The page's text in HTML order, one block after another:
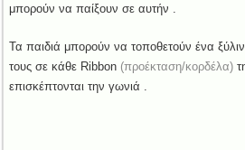
μπορούν να παίξουν σε αυτήν .
Τα παιδιά μπορούν να τοποθετούν ένα
τους σε κάθε Ribbon (προέκταση/κορδέλα)
επισκέπτονται την γωνιά .